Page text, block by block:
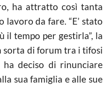
ha attratto così tanta
lavoro da fare. “E’ stato
il tempo per gestirla”, la
sorta di forum tra i tifosi
ha deciso di rinunciare
sua famiglia e alle sue